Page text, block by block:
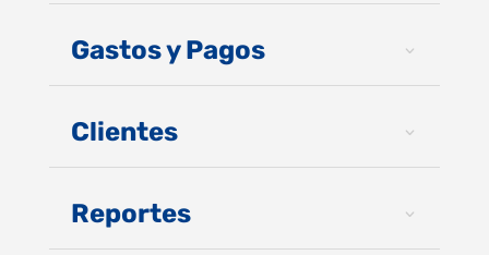
Gastos y Pagos
Clientes
Reportes